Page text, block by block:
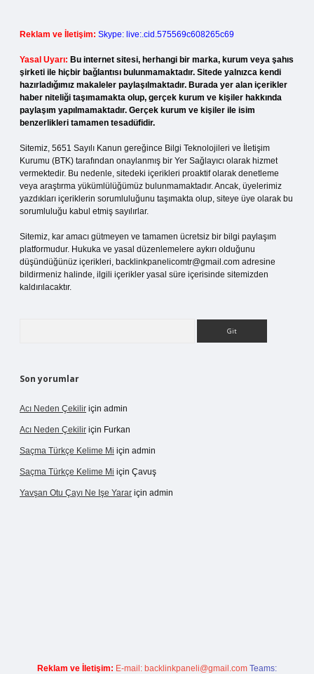
Reklam ve İletişim: Skype: live:.cid.575569c608265c69
Yasal Uyarı: Bu internet sitesi, herhangi bir marka, kurum veya şahıs
şirketi ile hiçbir bağlantısı bulunmamaktadır. Sitede yalnızca kendi
hazırladığımız makaleler paylaşılmaktadır. Burada yer alan içerikler
haber niteliği taşımamakta olup, gerçek kurum ve kişiler hakkında
paylaşım yapılmamaktadır. Gerçek kurum ve kişiler ile isim
benzerlikleri tamamen tesadüfidir.
Sitemiz, 5651 Sayılı Kanun gereğince Bilgi Teknolojileri ve İletişim
Kurumu (BTK) tarafından onaylanmış bir Yer Sağlayıcı olarak hizmet
vermektedir. Bu nedenle, sitedeki içerikleri proaktif olarak denetleme
veya araştırma yükümlülüğümüz bulunmamaktadır. Ancak, üyelerimiz
yazdıkları içeriklerin sorumluluğunu taşımakta olup, siteye üye olarak bu
sorumluluğu kabul etmiş sayılırlar.
Sitemiz, kar amacı gütmeyen ve tamamen ücretsiz bir bilgi paylaşım
platformudur. Hukuka ve yasal düzenlemelere aykırı olduğunu
düşündüğünüz içerikleri, backlinkpanelicomtr@gmail.com adresine
bildirmeniz halinde, ilgili içerikler yasal süre içerisinde sitemizden
kaldırılacaktır.
Son yorumlar
Acı Neden Çekilir için admin
Acı Neden Çekilir için Furkan
Saçma Türkçe Kelime Mi için admin
Saçma Türkçe Kelime Mi için Çavuş
Yavşan Otu Çayı Ne Işe Yarar için admin
Reklam ve İletişim: E-mail: backlinkpaneli@gmail.com Teams: